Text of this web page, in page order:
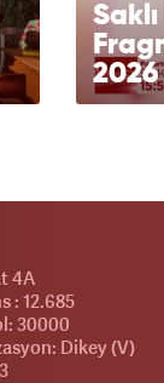
2026
4A
: 12.685
30000
Dikey (V)